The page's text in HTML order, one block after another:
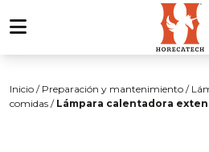
to
content
Inicio / Preparación y mantenimiento /
comidas / Lámpara calentadora